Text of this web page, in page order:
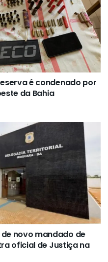
é condenado por
da Bahia
novo mandado de
oficial de Justiça na